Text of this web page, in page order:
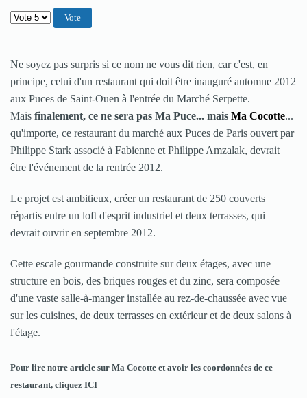
Veuillez voter
Ne soyez pas surpris si ce nom ne vous dit rien, car c'est, en
principe, celui d'un restaurant qui doit être inauguré automne 2012
aux Puces de Saint-Ouen à l'entrée du Marché Serpette.
Mais finalement, ce ne sera pas Ma Puce... mais Ma Cocotte...
qu'importe, ce restaurant du marché aux Puces de Paris ouvert par
Philippe Stark associé à Fabienne et Philippe Amzalak, devrait
être l'événement de la rentrée 2012.
Le projet est ambitieux, créer un restaurant de 250 couverts
répartis entre un loft d'esprit industriel et deux terrasses, qui
devrait ouvrir en septembre 2012.
Cette escale gourmande construite sur deux étages, avec une
structure en bois, des briques rouges et du zinc, sera composée
d'une vaste salle-à-manger installée au rez-de-chaussée avec vue
sur les cuisines, de deux terrasses en extérieur et de deux salons à
l'étage.
Pour lire notre article sur Ma Cocotte et avoir les coordonnées de ce
restaurant, cliquez ICI